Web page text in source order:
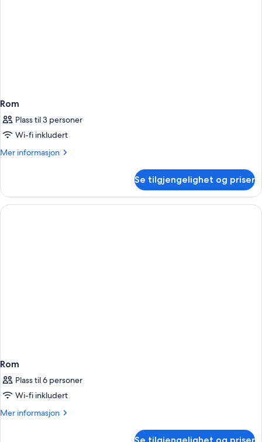
Rom
Plass til 3 personer
Wi-fi inkludert
Mer informasjon
Mer
Se tilgjengelighet og priser
Rom
Plass til 6 personer
Wi-fi inkludert
Mer informasjon
Mer